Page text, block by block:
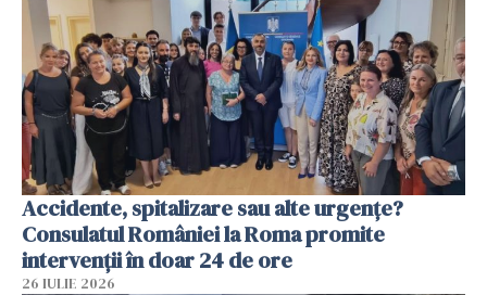
Accidente, spitalizare sau alte urgențe?
Consulatul României la Roma promite
intervenții în doar 24 de ore
26 IULIE 2026